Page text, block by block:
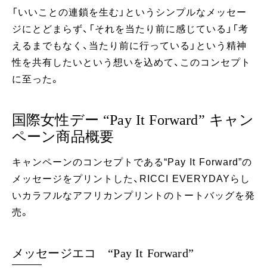
「いいことの連鎖を生む」というシンプルなメッセー
ジにとどまらず、「それを当たり前に感じている」「考
えるまでもなく、当たり前に行っている」という精神
性を共有したいという想いを込めて、このコンセプト
に至った。
国際女性デー “Pay It Forward” キャン
ペーン商品概要
キャンペーンのコンセプトである“Pay It Forward”の
メッセージをプリントした、RICCI EVERYDAYらし
いカラフルなアフリカンプリントのトートバッグを発
売。
メッセージエコ “Pay It Forward”